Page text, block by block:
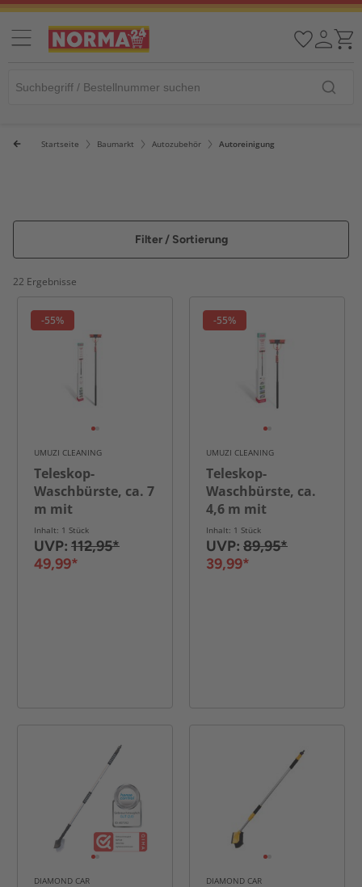
Startseite Baumarkt Autozubehör Autoreinigung
Filter / Sortierung
22 Ergebnisse
-55%
UMUZI CLEANING
Teleskop-
Waschbürste, ca. 7
m mit
Seifendispenser
Inhalt: 1 Stück
UVP: 112,95*
49,99*
-55%
UMUZI CLEANING
Teleskop-
Waschbürste, ca.
4,6 m mit
Seifendispenser
Inhalt: 1 Stück
UVP: 89,95*
39,99*
DIAMOND CAR DIAMOND CAR